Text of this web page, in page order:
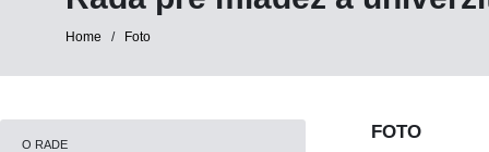
Home / Foto
O RADE
FOTO